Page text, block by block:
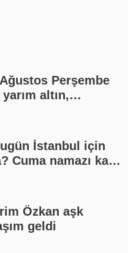
altın,
İstanbul için
Cuma namazı kaç
Özkan aşk
geldi